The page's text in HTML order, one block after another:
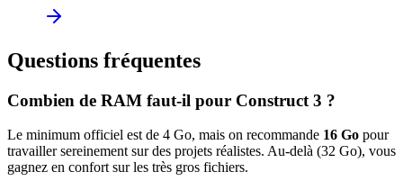
Questions fréquentes
Combien de RAM faut-il pour Construct 3 ?
Le minimum officiel est de 4 Go, mais on recommande 16 Go pour
travailler sereinement sur des projets réalistes. Au-delà (32 Go), vous
gagnez en confort sur les très gros fichiers.